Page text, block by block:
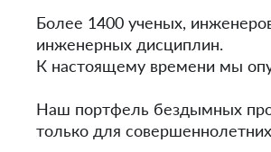
Более 1400 ученых,
инженерных дисциплин.
К настоящему времени мы
Наш портфель бездымных
только для